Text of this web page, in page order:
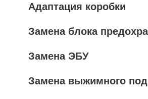
Адаптация коробки
Замена блока
Замена ЭБУ
Замена выжимного